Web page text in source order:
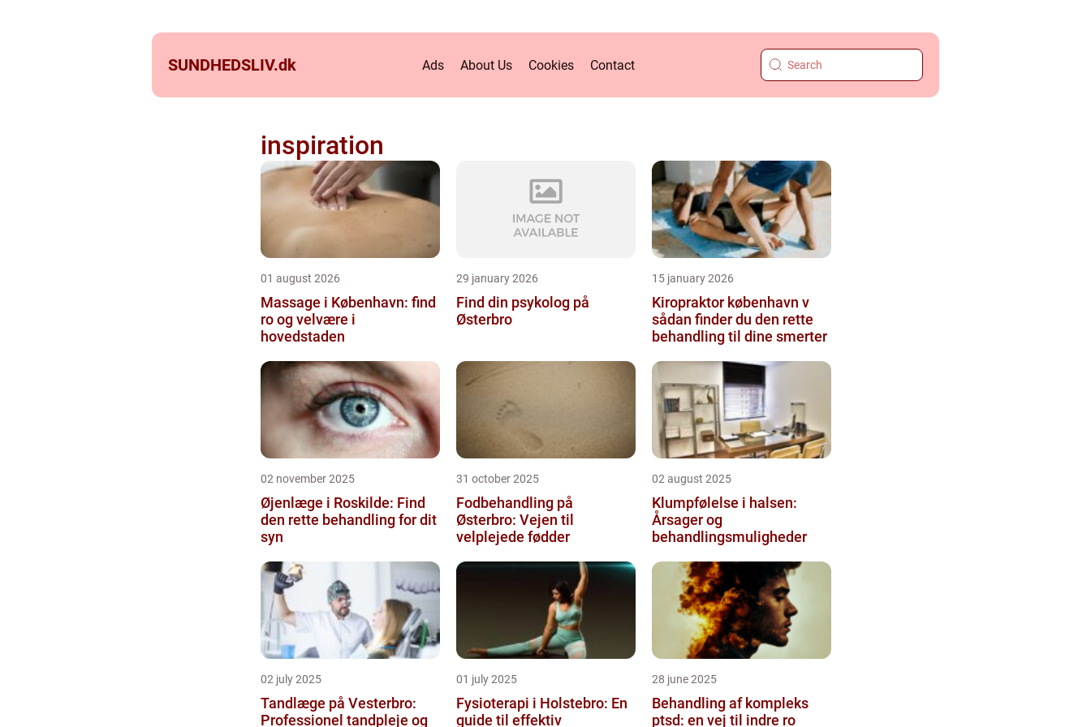
SUNDHEDSLIV.dk Ads About Us Cookies Contact
inspiration
01 august 2026
Massage i København: find
ro og velvære i
hovedstaden
29 january 2026
Find din psykolog på
Østerbro
15 january 2026
Kiropraktor københavn v
sådan finder du den rette
behandling til dine smerter
02 november 2025
Øjenlæge i Roskilde: Find
den rette behandling for dit
syn
31 october 2025
Fodbehandling på
Østerbro: Vejen til
velplejede fødder
02 august 2025
Klumpfølelse i halsen:
Årsager og
behandlingsmuligheder
02 july 2025
Tandlæge på Vesterbro:
Professionel tandpleje og
01 july 2025
Fysioterapi i Holstebro: En
guide til effektiv
28 june 2025
Behandling af kompleks
ptsd: en vej til indre ro